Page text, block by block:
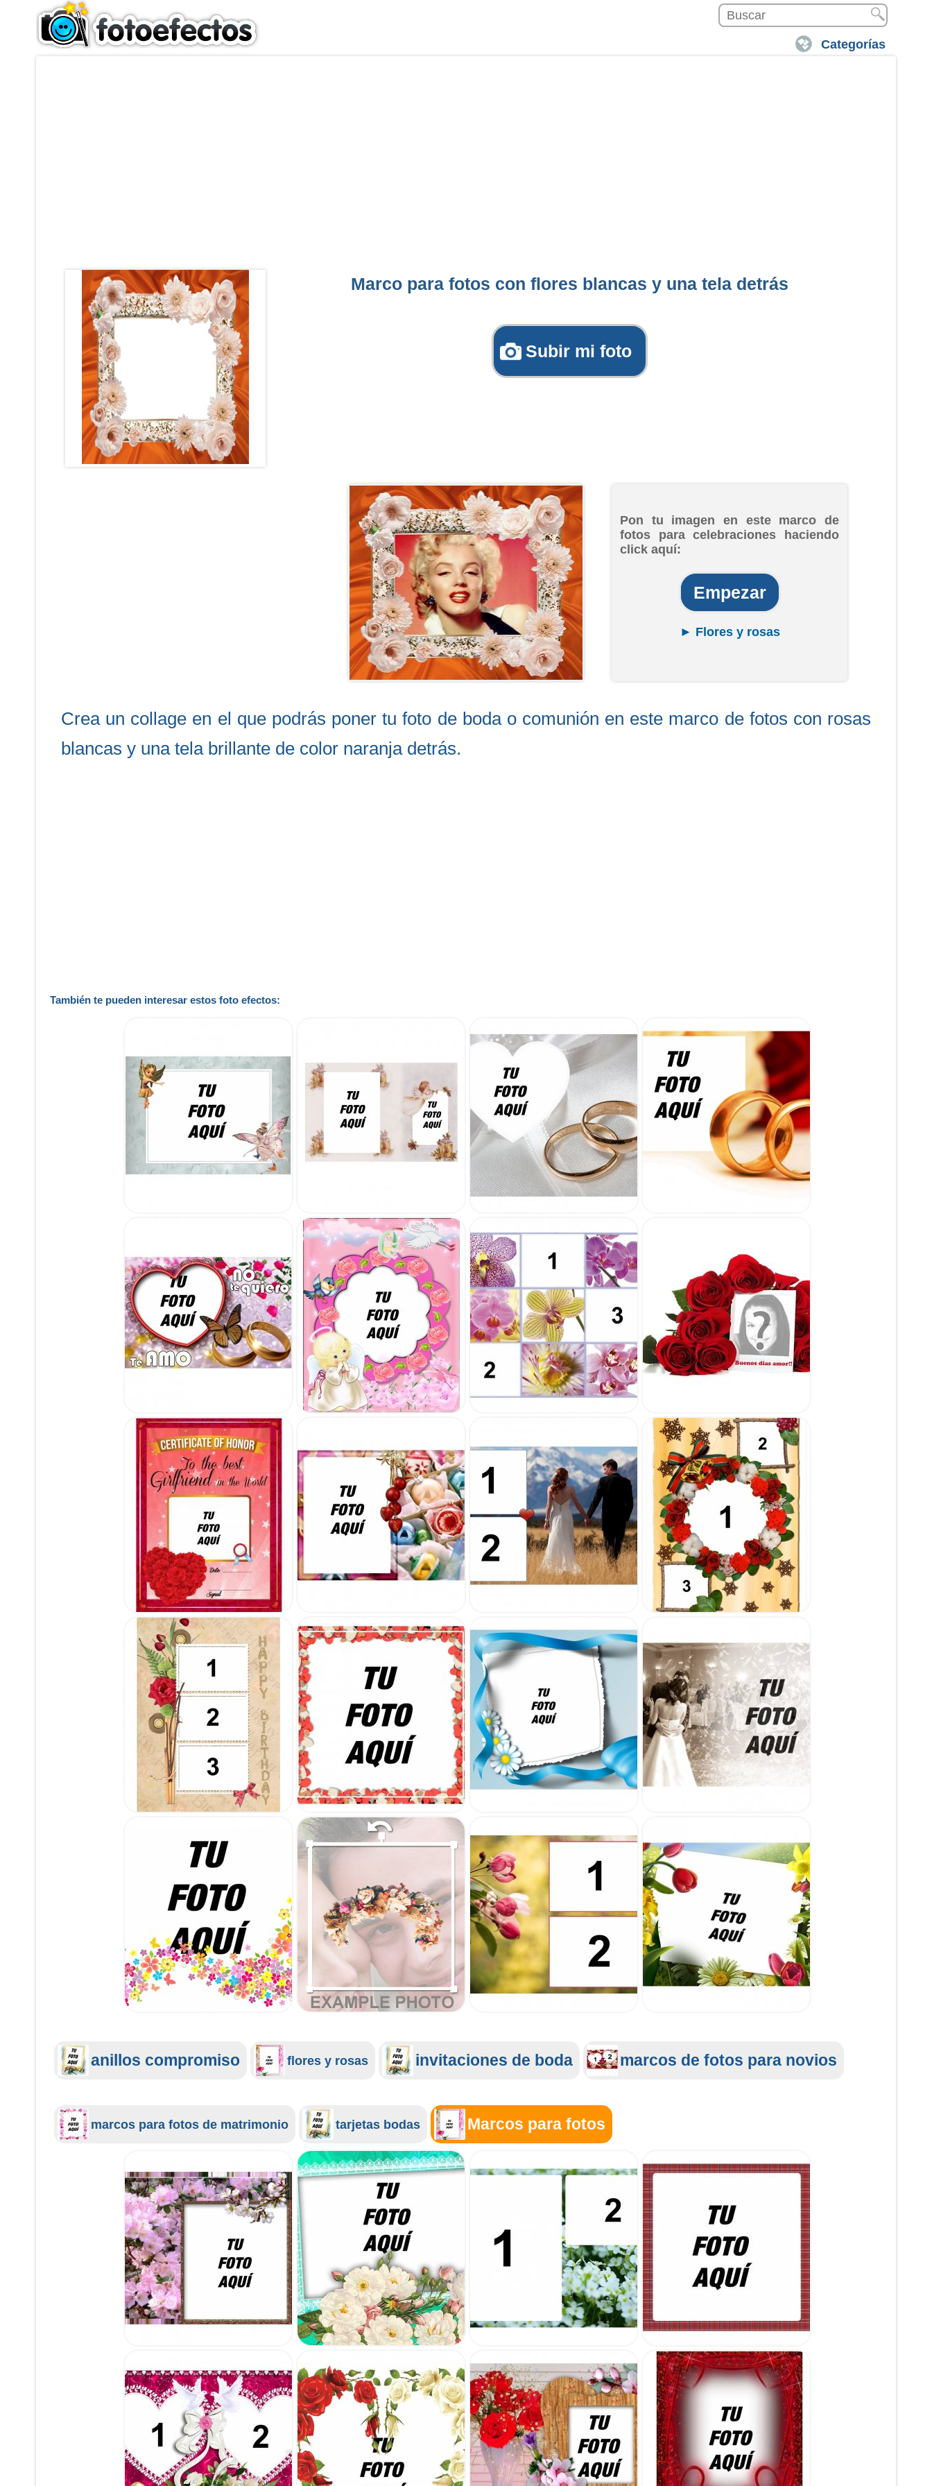
Categorías
Marco para fotos con flores blancas y una tela detrás
Subir mi foto
Pon tu imagen en este marco de
fotos para celebraciones haciendo
click aquí:
Empezar
► Flores y rosas
Crea un collage en el que podrás poner tu foto de boda o comunión en este marco de fotos con rosas
blancas y una tela brillante de color naranja detrás.
También te pueden interesar estos foto efectos:
anillos compromiso flores y rosas invitaciones de boda marcos de fotos para novios
marcos para fotos de matrimonio tarjetas bodas Marcos para fotos